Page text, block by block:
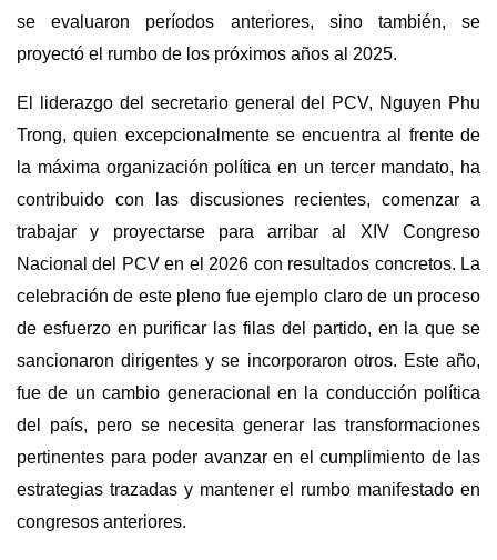
se evaluaron períodos anteriores, sino también, se
proyectó el rumbo de los próximos años al 2025.
El liderazgo del secretario general del PCV, Nguyen Phu
Trong, quien excepcionalmente se encuentra al frente de
la máxima organización política en un tercer mandato, ha
contribuido con las discusiones recientes, comenzar a
trabajar y proyectarse para arribar al XIV Congreso
Nacional del PCV en el 2026 con resultados concretos. La
celebración de este pleno fue ejemplo claro de un proceso
de esfuerzo en purificar las filas del partido, en la que se
sancionaron dirigentes y se incorporaron otros. Este año,
fue de un cambio generacional en la conducción política
del país, pero se necesita generar las transformaciones
pertinentes para poder avanzar en el cumplimiento de las
estrategias trazadas y mantener el rumbo manifestado en
congresos anteriores.